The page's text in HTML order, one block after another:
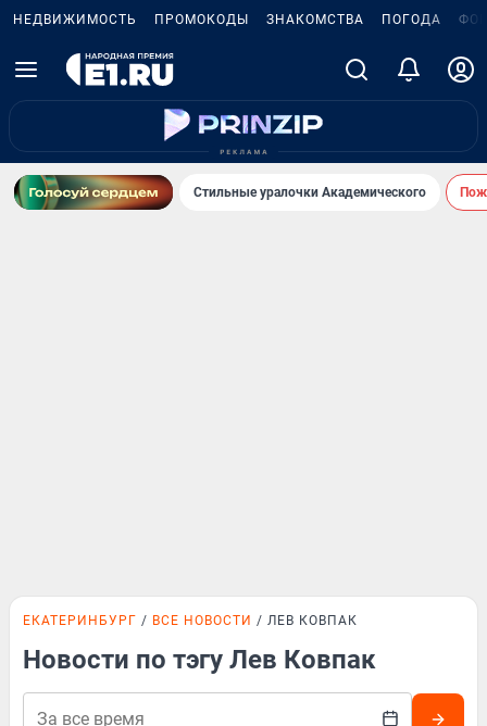
НЕДВИЖИМОСТЬ ПРОМОКОДЫ ЗНАКОМСТВА ПОГОДА
Стильные уралочки Академического
ЕКАТЕРИНБУРГ ВСЕ НОВОСТИ ЛЕВ КОВПАК
Новости по тэгу Лев Ковпак